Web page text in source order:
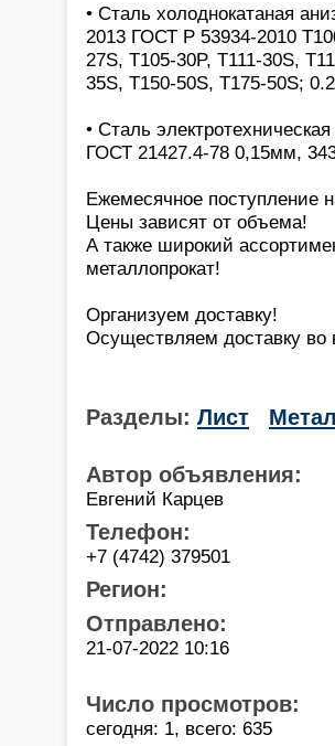
• Сталь холоднокатаная
2013 ГОСТ Р 53934-2010
27S, T105-30P, T111-30S,
35S, T150-50S, T175-50S;
• Сталь
ГОСТ 21427.4-78 0,15мм,
Ежемесячное поступление
Цены зависят от объема!
А также широкий
металлопрокат!
Организуем доставку!
Осуществляем доставку во
Разделы: Лист
Автор объявления:
Евгений Карцев
Телефон:
+7 (4742) 379501
Регион:
Отправлено:
21-07-2022 10:16
Число просмотров:
сегодня: 1, всего: 635